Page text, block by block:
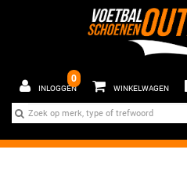
INLOGGEN
0
WINKELWAGEN